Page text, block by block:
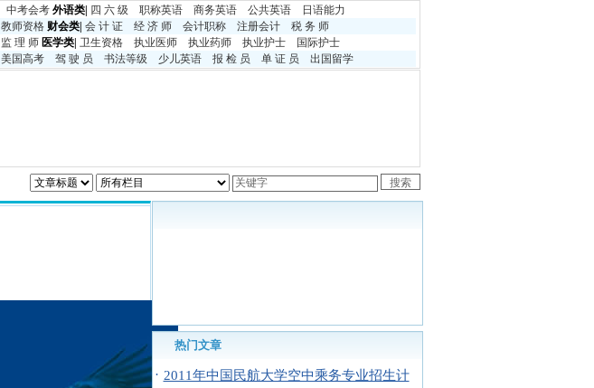
中考会考 外语类| 四 六 级 职称英语 商务英语 公共英语
日语能力
教师资格 财会类| 会 计 证 经 济 师 会计职称 注册会计
税 务 师
监 理 师 医学类| 卫生资格 执业医师 执业药师 执业护士
国际护士
美国高考 驾 驶 员 书法等级 少儿英语 报 检 员 单 证 员 出国留学
热门文章
· 2011年中国民航大学空中乘务专业招生计